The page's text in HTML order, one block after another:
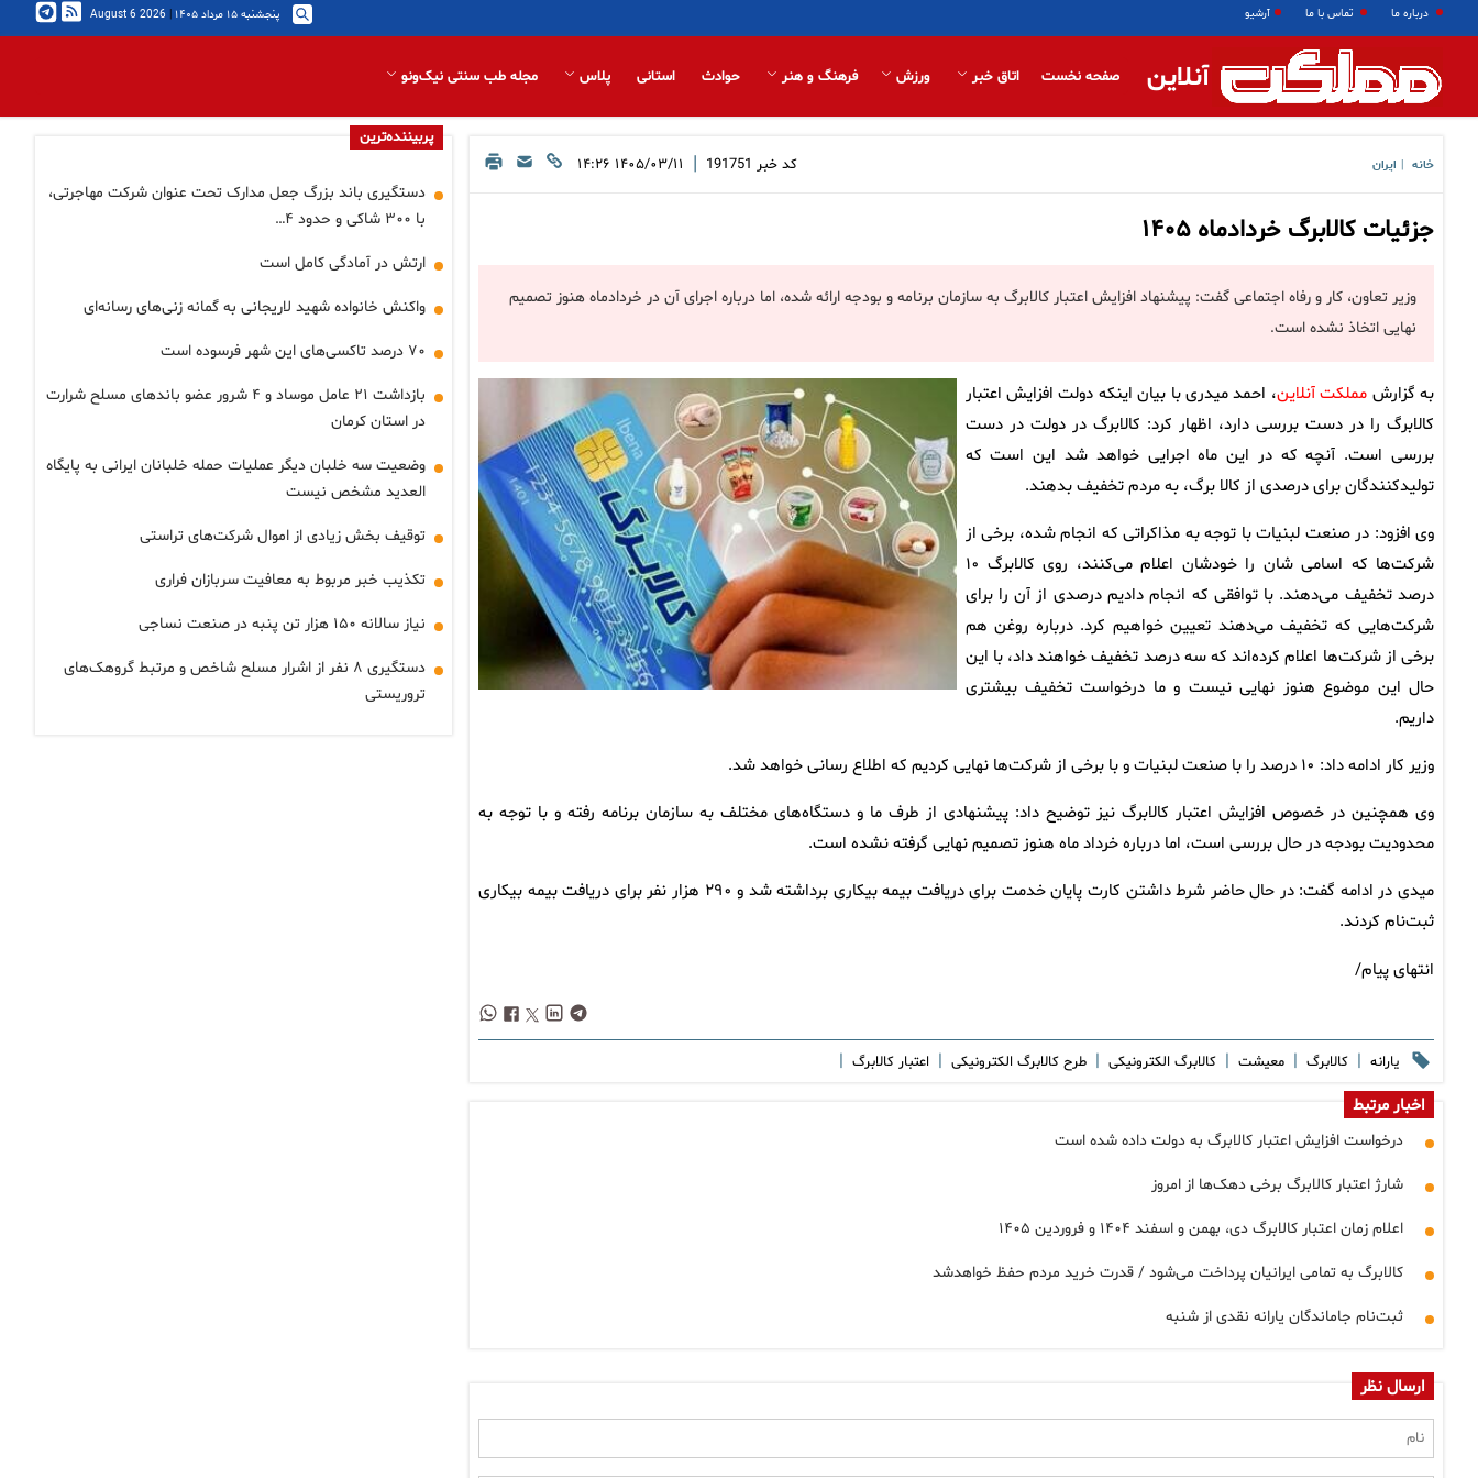
درباره ما تماس با ما آرشیو پنجشنبه ۱۵ مرداد ۱۴۰۵ |
2026 August 6
آنلاین صفحه نخست اتاق خبر ورزش فرهنگ و هنر حوادث استانی پلاس مجله طب سنتی نیک‌ونو
خانه ایران کد خبر 191751
| ۱۴۰۵/۰۳/۱۱ ۱۴:۲۶
جزئیات کالابرگ خردادماه ۱۴۰۵
وزیر تعاون، کار و رفاه اجتماعی گفت: پیشنهاد افزایش اعتبار کالابرگ به سازمان برنامه و بودجه ارائه شده، اما درباره اجرای آن در خردادماه هنوز تصمیم
نهایی اتخاذ نشده است.
به گزارش مملکت آنلاین، احمد میدری با بیان اینکه دولت افزایش اعتبار
کالابرگ را در دست بررسی دارد، اظهار کرد: کالابرگ در دولت در دست
بررسی است. آنچه که در این ماه اجرایی خواهد شد این است که
تولیدکنندگان برای درصدی از کالا برگ، به مردم تخفیف بدهند.
وی افزود: در صنعت لبنیات با توجه به مذاکراتی که انجام شده، برخی از
شرکت‌ها که اسامی شان را خودشان اعلام می‌کنند، روی کالابرگ ۱۰
درصد تخفیف می‌دهند. با توافقی که انجام دادیم درصدی از آن را برای
شرکت‌هایی که تخفیف می‌دهند تعیین خواهیم کرد. درباره روغن هم
برخی از شرکت‌ها اعلام کرده‌اند که سه درصد تخفیف خواهند داد، با این
حال این موضوع هنوز نهایی نیست و ما درخواست تخفیف بیشتری
داریم.
وزیر کار ادامه داد: ۱۰ درصد را با صنعت لبنیات و با برخی از شرکت‌ها نهایی کردیم که اطلاع رسانی خواهد شد.
وی همچنین در خصوص افزایش اعتبار کالابرگ نیز توضیح داد: پیشنهادی از طرف ما و دستگاه‌های مختلف به سازمان برنامه رفته و با توجه به
محدودیت بودجه در حال بررسی است، اما درباره خرداد ماه هنوز تصمیم نهایی گرفته نشده است.
میدی در ادامه گفت: در حال حاضر شرط داشتن کارت پایان خدمت برای دریافت بیمه بیکاری برداشته شد و ۲۹۰ هزار نفر برای دریافت بیمه بیکاری
ثبت‌نام کردند.
انتهای پیام/
یارانه | کالابرگ | معیشت | کالابرگ الکترونیکی | طرح کالابرگ الکترونیکی | اعتبار کالابرگ |
اخبار مرتبط
درخواست افزایش اعتبار کالابرگ به دولت داده شده است
شارژ اعتبار کالابرگ برخی دهک‌ها از امروز
اعلام زمان اعتبار کالابرگ دی، بهمن و اسفند ۱۴۰۴ و فروردین ۱۴۰۵
کالابرگ به تمامی ایرانیان پرداخت می‌شود / قدرت خرید مردم حفظ خواهدشد
ثبت‌نام جاماندگان یارانه نقدی از شنبه
ارسال نظر
پربیننده‌ترین
دستگیری باند بزرگ جعل مدارک تحت عنوان شرکت مهاجرتی،
با ۳۰۰ شاکی و حدود ۴…
ارتش در آمادگی کامل است
واکنش خانواده شهید لاریجانی به گمانه زنی‌های رسانه‌ای
۷۰ درصد تاکسی‌های این شهر فرسوده است
بازداشت ۲۱ عامل موساد و ۴ شرور عضو باندهای مسلح شرارت
در استان کرمان
وضعیت سه خلبان دیگر عملیات حمله خلبانان ایرانی به پایگاه
العدید مشخص نیست
توقیف بخش زیادی از اموال شرکت‌های تراستی
تکذیب خبر مربوط به معافیت سربازان فراری
نیاز سالانه ۱۵۰ هزار تن پنبه در صنعت نساجی
دستگیری ۸ نفر از اشرار مسلح شاخص و مرتبط گروهک‌های
تروریستی